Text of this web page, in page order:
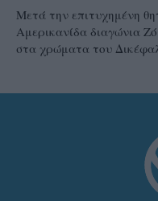
Μετά την επιτυχημένη
Αμερικανίδα διαγώνια
στα χρώματα του